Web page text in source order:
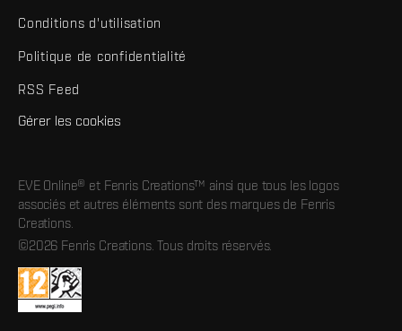
Conditions d'utilisation
Politique de confidentialité
RSS Feed
Gérer les cookies
EVE Online® et Fenris Creations™ ainsi que tous les logos
associés et autres éléments sont des marques de Fenris
Creations.
©2026 Fenris Creations. Tous droits réservés.